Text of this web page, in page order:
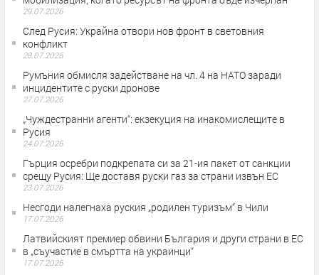
29.07.2026
След Русия: Украйна отвори нов фронт в световния
конфликт
28.07.2026
Румъния обмисля задействане на чл. 4 на НАТО заради
инцидентите с руски дронове
27.07.2026
„Чуждестранни агенти“: екзекуция на инакомислещите в
Русия
24.07.2026
Гърция осребри подкрепата си за 21-ия пакет от санкции
срещу Русия: Ще доставя руски газ за страни извън ЕС
23.07.2026
Несгоди налегнаха руския „родилен туризъм“ в Чили
17.07.2026
Латвийският премиер обвини България и други страни в ЕС
в „съучастие в смъртта на украинци“
17.07.2026